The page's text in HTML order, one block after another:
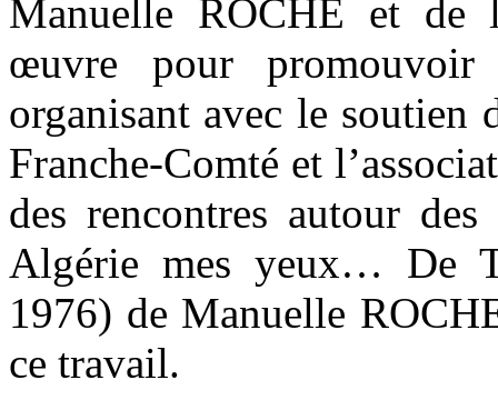
Manuelle ROCHE et de
œuvre pour
organisant avec le soutien
Franche-Comté et
des rencontres autour
Algérie mes yeux… De
1976) de Manuelle
ce travail.